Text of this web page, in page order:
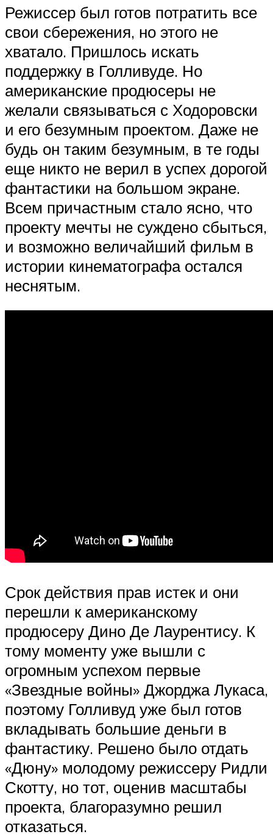
Режиссер был готов потратить все
свои сбережения, но этого не
хватало. Пришлось искать
поддержку в Голливуде. Но
американские продюсеры не
желали связываться с Ходоровски
и его безумным проектом. Даже не
будь он таким безумным, в те годы
еще никто не верил в успех дорогой
фантастики на большом экране.
Всем причастным стало ясно, что
проекту мечты не суждено сбыться,
и возможно величайший фильм в
истории кинематографа остался
неснятым.
Срок действия прав истек и они
перешли к американскому
продюсеру Дино Де Лаурентису. К
тому моменту уже вышли с
огромным успехом первые
«Звездные войны» Джорджа Лукаса,
поэтому Голливуд уже был готов
вкладывать большие деньги в
фантастику. Решено было отдать
«Дюну» молодому режиссеру Ридли
Скотту, но тот, оценив масштабы
проекта, благоразумно решил
отказаться.